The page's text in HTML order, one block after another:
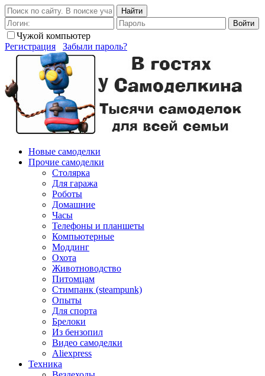
Найти
Войти
Чужой компьютер
Регистрация
Забыли пароль?
Новые самоделки
Прочие самоделки
Столярка
Для гаража
Роботы
Домашние
Часы
Телефоны и планшеты
Компьютерные
Моддинг
Охота
Животноводство
Питомцам
Стимпанк (steampunk)
Опыты
Для спорта
Брелоки
Из бензопил
Видео самоделки
Aliexpress
Техника